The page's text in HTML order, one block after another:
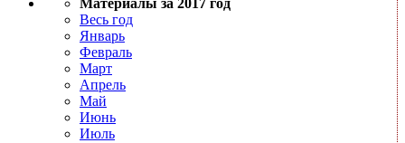
Материалы за 2017 год
Весь год
Январь
Февраль
Март
Апрель
Май
Июнь
Июль